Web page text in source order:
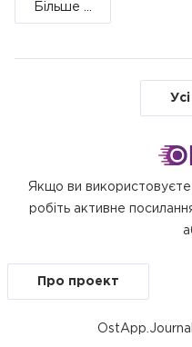
Більше ...
Якщо ви використовуєте
робіть активне
Про проект